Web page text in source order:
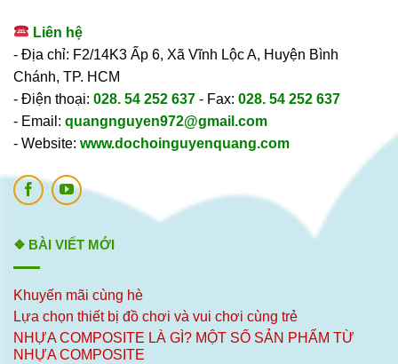
Liên hệ
- Địa chỉ: F2/14K3 Ấp 6, Xã Vĩnh Lộc A, Huyện Bình
Chánh, TP. HCM
- Điện thoại: 028. 54 252 637 - Fax: 028. 54 252 637
- Email: quangnguyen972@gmail.com
- Website: www.dochoinguyenquang.com
❖ BÀI VIẾT MỚI
Khuyến mãi cùng hè
Lựa chọn thiết bị đồ chơi và vui chơi cùng trẻ
NHỰA COMPOSITE LÀ GÌ? MỘT SỐ SẢN PHẨM TỪ
NHỰA COMPOSITE